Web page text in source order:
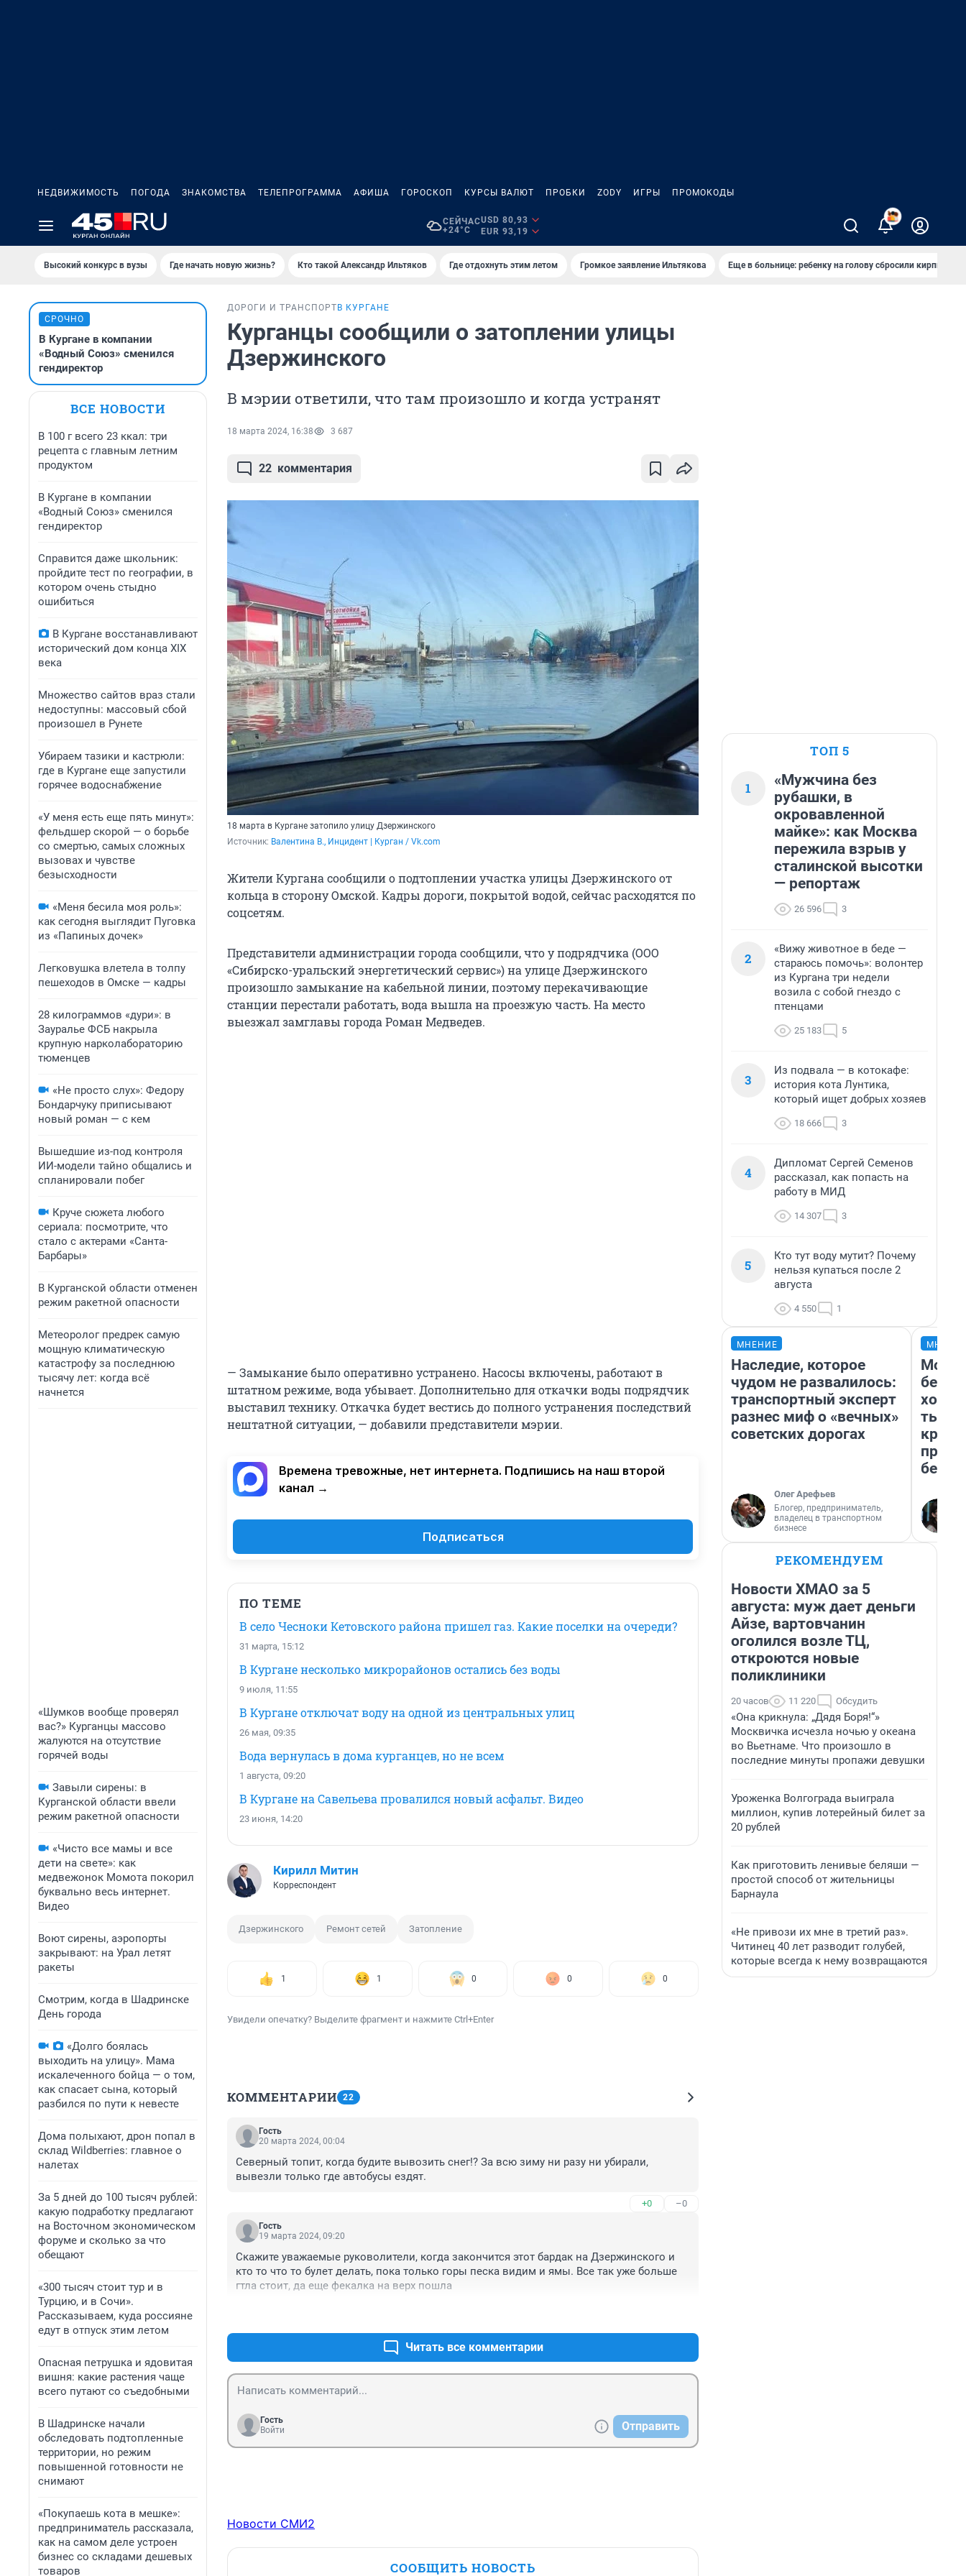
НЕДВИЖИМОСТЬ ПОГОДА ЗНАКОМСТВА ТЕЛЕПРОГРАММА АФИША ГОРОСКОП КУРСЫ ВАЛЮТ ПРОБКИ ZODY ИГРЫ ПРОМОКОДЫ
СЕЙЧАС
+24°C
USD 80,93
EUR 93,19
Высокий конкурс в вузы Где начать новую жизнь? Кто такой Александр Ильтяков Где отдохнуть этим летом Громкое заявление Ильтякова Еще в больнице: ребенку на голову сбросили кирпич
СРОЧНО
В Кургане в компании
«Водный Союз» сменился
гендиректор
ВСЕ НОВОСТИ
В 100 г всего 23 ккал: три
рецепта с главным летним
продуктом
В Кургане в компании
«Водный Союз» сменился
гендиректор
Справится даже школьник:
пройдите тест по географии, в
котором очень стыдно
ошибиться
В Кургане восстанавливают
исторический дом конца XIX
века
Множество сайтов враз стали
недоступны: массовый сбой
произошел в Рунете
Убираем тазики и кастрюли:
где в Кургане еще запустили
горячее водоснабжение
«У меня есть еще пять минут»:
фельдшер скорой — о борьбе
со смертью, самых сложных
вызовах и чувстве
безысходности
«Меня бесила моя роль»:
как сегодня выглядит Пуговка
из «Папиных дочек»
Легковушка влетела в толпу
пешеходов в Омске — кадры
28 килограммов «дури»: в
Зауралье ФСБ накрыла
крупную нарколабораторию
тюменцев
«Не просто слух»: Федору
Бондарчуку приписывают
новый роман — с кем
Вышедшие из-под контроля
ИИ-модели тайно общались и
спланировали побег
Круче сюжета любого
сериала: посмотрите, что
стало с актерами «Санта-
Барбары»
В Курганской области отменен
режим ракетной опасности
Метеоролог предрек самую
мощную климатическую
катастрофу за последнюю
тысячу лет: когда всё
начнется
«Шумков вообще проверял
вас?» Курганцы массово
жалуются на отсутствие
горячей воды
Завыли сирены: в
Курганской области ввели
режим ракетной опасности
«Чисто все мамы и все
дети на свете»: как
медвежонок Момота покорил
буквально весь интернет.
Видео
Воют сирены, аэропорты
закрывают: на Урал летят
ракеты
Смотрим, когда в Шадринске
День города
«Долго боялась
выходить на улицу». Мама
искалеченного бойца — о том,
как спасает сына, который
разбился по пути к невесте
Дома полыхают, дрон попал в
склад Wildberries: главное о
налетах
За 5 дней до 100 тысяч рублей:
какую подработку предлагают
на Восточном экономическом
форуме и сколько за что
обещают
«300 тысяч стоит тур и в
Турцию, и в Сочи».
Рассказываем, куда россияне
едут в отпуск этим летом
Опасная петрушка и ядовитая
вишня: какие растения чаще
всего путают со съедобными
В Шадринске начали
обследовать подтопленные
территории, но режим
повышенной готовности не
снимают
«Покупаешь кота в мешке»:
предприниматель рассказала,
как на самом деле устроен
бизнес со складами дешевых
товаров
ДОРОГИ И ТРАНСПОРТ В КУРГАНЕ
Курганцы сообщили о затоплении улицы
Дзержинского
В мэрии ответили, что там произошло и когда устранят
18 марта 2024, 16:38 3 687
22 комментария
18 марта в Кургане затопило улицу Дзержинского
Источник: Валентина В., Инцидент | Курган / Vk.com
Жители Кургана сообщили о подтоплении участка улицы Дзержинского от
кольца в сторону Омской. Кадры дороги, покрытой водой, сейчас расходятся по
соцсетям.
Представители администрации города сообщили, что у подрядчика (ООО
«Сибирско-уральский энергетический сервис») на улице Дзержинского
произошло замыкание на кабельной линии, поэтому перекачивающие
станции перестали работать, вода вышла на проезжую часть. На место
выезжал замглавы города Роман Медведев.
— Замыкание было оперативно устранено. Насосы включены, работают в
штатном режиме, вода убывает. Дополнительно для откачки воды подрядчик
выставил технику. Откачка будет вестись до полного устранения последствий
нештатной ситуации, — добавили представители мэрии.
Времена тревожные, нет интернета. Подпишись на наш второй
канал →
Подписаться
ПО ТЕМЕ
В село Чесноки Кетовского района пришел газ. Какие поселки на очереди?
31 марта, 15:12
В Кургане несколько микрорайонов остались без воды
9 июля, 11:55
В Кургане отключат воду на одной из центральных улиц
26 мая, 09:35
Вода вернулась в дома курганцев, но не всем
1 августа, 09:20
В Кургане на Савельева провалился новый асфальт. Видео
23 июня, 14:20
Кирилл Митин
Корреспондент
Дзержинского Ремонт сетей Затопление
1 1 0 0 0
Увидели опечатку? Выделите фрагмент и нажмите Ctrl+Enter
КОММЕНТАРИИ 22
Гость
20 марта 2024, 00:04
Северный топит, когда будите вывозить снег!? За всю зиму ни разу ни убирали,
вывезли только где автобусы ездят.
+0 –0
Гость
19 марта 2024, 09:20
Скажите уважаемые руковолители, когда закончится этот бардак на Дзержинского и
кто то что то булет делать, пока только горы песка видим и ямы. Все так уже больше
гтла стоит, да еще фекалка на верх пошла
Читать все комментарии
Гость
Войти
Отправить
Новости СМИ2
СООБЩИТЬ НОВОСТЬ
ТОП 5
1
«Мужчина без
рубашки, в
окровавленной
майке»: как Москва
пережила взрыв у
сталинской высотки
— репортаж
26 596 3
2
«Вижу животное в беде —
стараюсь помочь»: волонтер
из Кургана три недели
возила с собой гнездо с
птенцами
25 183 5
3
Из подвала — в котокафе:
история кота Лунтика,
который ищет добрых хозяев
18 666 3
4
Дипломат Сергей Семенов
рассказал, как попасть на
работу в МИД
14 307 3
5
Кто тут воду мутит? Почему
нельзя купаться после 2
августа
4 550 1
МНЕНИЕ
Наследие, которое
чудом не развалилось:
транспортный эксперт
разнес миф о «вечных»
советских дорогах
Олег Арефьев
Блогер, предприниматель,
владелец в транспортном
бизнесе
Мой
РЕКОМЕНДУЕМ
Новости ХМАО за 5
августа: муж дает деньги
Айзе, вартовчанин
оголился возле ТЦ,
откроются новые
поликлиники
20 часов 11 220 Обсудить
«Она крикнула: „Дядя Боря!“»
Москвичка исчезла ночью у океана
во Вьетнаме. Что произошло в
последние минуты пропажи девушки
Уроженка Волгограда выиграла
миллион, купив лотерейный билет за
20 рублей
Как приготовить ленивые беляши —
простой способ от жительницы
Барнаула
«Не привози их мне в третий раз».
Читинец 40 лет разводит голубей,
которые всегда к нему возвращаются